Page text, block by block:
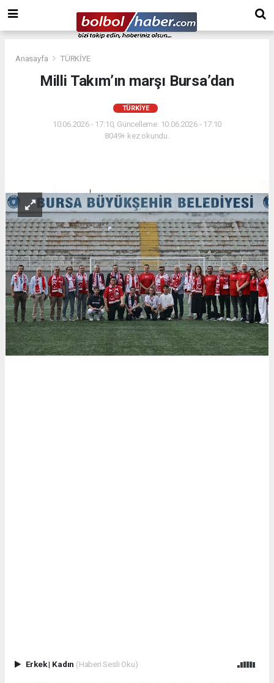
Anasayfa TÜRKİYE
Milli Takım’ın marşı Bursa’dan
TÜRKİYE
10.06.2026 - 17:10, Güncelleme: 10.06.2026 - 17:10
8049+ kez okundu.
Erkek| Kadın (Haberi Sesli Oku)